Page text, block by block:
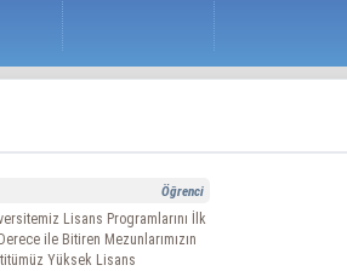
Öğrenci
Lisans Programlarını İlk
ile Bitiren Mezunlarımızın
Yüksek Lisans